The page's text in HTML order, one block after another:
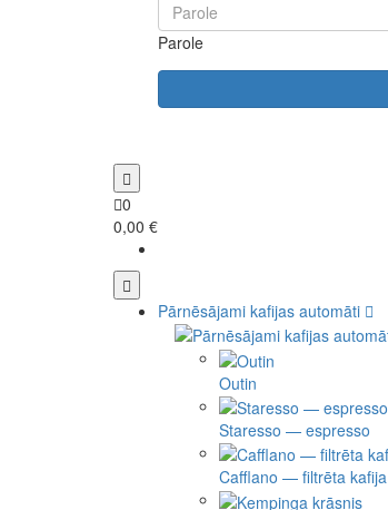
Parole
0
0,00 €
Pārnēsājami kafijas automāti
Outin
Staresso — espresso
Cafflano — filtrēta kafija